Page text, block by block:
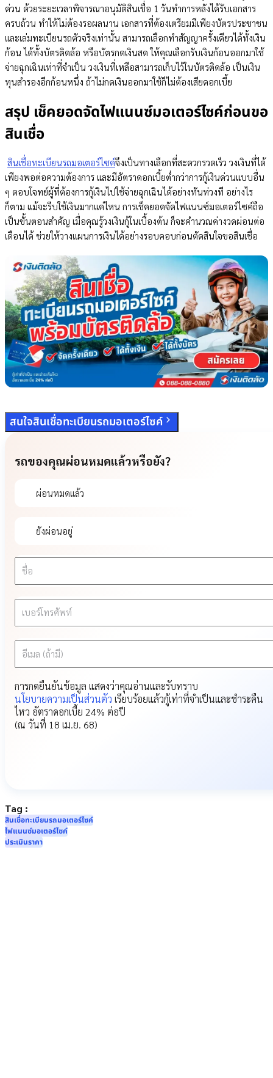
ด่วน ด้วยระยะเวลาพิจารณาอนุมัติสินเชื่อ 1 วันทําการหลังได้รับเอกสาร
ครบถ้วน ทำให้ไม่ต้องรอผลนาน เอกสารที่ต้องเตรียมมีเพียงบัตรประชาชน
และเล่มทะเบียนรถตัวจริงเท่านั้น สามารถเลือกทำสัญญาครั้งเดียวได้ทั้งเงิน
ก้อน ได้ทั้งบัตรติดล้อ หรือบัตรกดเงินสด ให้คุณเลือกรับเงินก้อนออกมาใช้
จ่ายฉุกเฉินเท่าที่จำเป็น วงเงินที่เหลือสามารถเก็บไว้ในบัตรติดล้อ เป็นเงิน
ทุนสำรองอีกก้อนหนึ่ง ถ้าไม่กดเงินออกมาใช้ก็ไม่ต้องเสียดอกเบี้ย
สรุป เช็คยอดจัดไฟแนนซ์มอเตอร์ไซค์ก่อนขอ
สินเชื่อ
สินเชื่อทะเบียนรถมอเตอร์ไซค์จึงเป็นทางเลือกที่สะดวกรวดเร็ว วงเงินที่ได้
เพียงพอต่อความต้องการ และมีอัตราดอกเบี้ยต่ำกว่าการกู้เงินด่วนแบบอื่น
ๆ ตอบโจทย์ผู้ที่ต้องการกู้เงินไปใช้จ่ายฉุกเฉินได้อย่างทันท่วงที อย่างไร
ก็ตาม แม้จะรีบใช้เงินมากแค่ไหน การเช็คยอดจัดไฟแนนซ์มอเตอร์ไซค์ถือ
เป็นขั้นตอนสำคัญ เมื่อคุณรู้วงเงินกู้ในเบื้องต้น ก็จะคำนวณค่างวดผ่อนต่อ
เดือนได้ ช่วยให้วางแผนการเงินได้อย่างรอบคอบก่อนตัดสินใจขอสินเชื่อ
สนใจสินเชื่อทะเบียนรถมอเตอร์ไซค์
รถของคุณผ่อนหมดแล้วหรือยัง?
ผ่อนหมดแล้ว
ยังผ่อนอยู่
ชื่อ
เบอร์โทรศัพท์
อีเมล (ถ้ามี)
การกดยืนยันข้อมูล แสดงว่าคุณอ่านและรับทราบ
นโยบายความเป็นส่วนตัว เรียบร้อยแล้วกู้เท่าที่จำเป็นและชำระคืน
ไหว อัตราดอกเบี้ย 24% ต่อปี
(ณ วันที่ 18 เม.ย. 68)
Tag :
สินเชื่อทะเบียนรถมอเตอร์ไซค์
ไฟแนนซ์มอเตอร์ไซค์
ประเมินราคา